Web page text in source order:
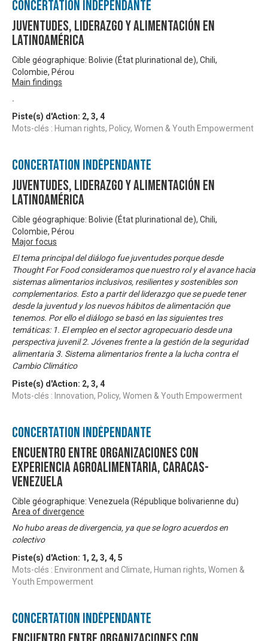
Concertation Indépendante
Juventudes, Liderazgo y Alimentación en
Latinoamérica
Cible géographique: Bolivie (État plurinational de), Chili,
Colombie, Pérou
Main findings
.
Piste(s) d'Action: 2, 3, 4
Mots-clés : Human rights, Policy, Women & Youth Empowerment
Concertation Indépendante
Juventudes, Liderazgo y Alimentación en
Latinoamérica
Cible géographique: Bolivie (État plurinational de), Chili,
Colombie, Pérou
Major focus
El tema principal del diálogo fue juventudes porque desde
Thought For Food consideramos que nuestro rol y el avance hacia
sistemas alimentarios inclusivos, resilientes y sostenibles son
complementarios. Esto a partir del liderazgo que se puede tener
desde la juventud y los nuevos hábitos de alimentación que
tenemos. Por ello el diálogo se basó en las siguientes tres
temáticas: 1. El empleo en el sector agropecuario desde una
perspectiva juvenil 2. Jóvenes frente a la gestión de la seguridad
alimentaria 3. Sistema alimentarios frente a la lucha contra el
Cambio Climático
Piste(s) d'Action: 2, 3, 4
Mots-clés : Innovation, Policy, Women & Youth Empowerment
Concertation Indépendante
Encuentro entre organizaciones con
experiencia agroalimentaria, Caracas-
Venezuela
Cible géographique: Venezuela (République bolivarienne du)
Area of divergence
No hubo areas de divergencia, ya que se logro acuerdos en
colectivo
Piste(s) d'Action: 1 , 2, 3, 4, 5
Mots-clés : Environment and Climate, Human rights, Women &
Youth Empowerment
Concertation Indépendante